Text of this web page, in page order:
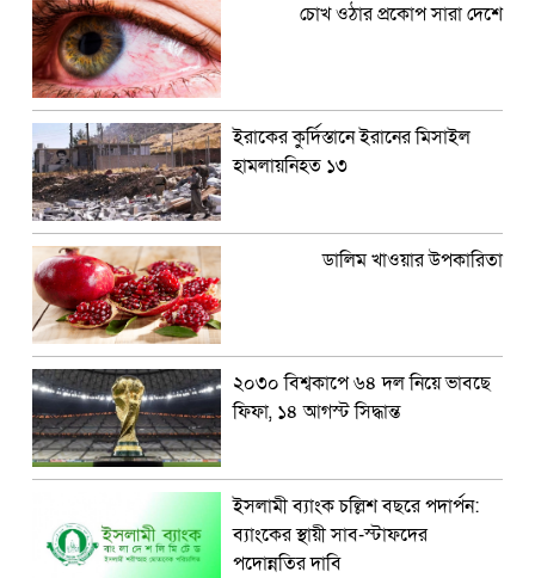
চোখ ওঠার প্রকোপ সারা দেশে
ইরাকের কুর্দিস্তানে ইরানের মিসাইল
হামলায়নিহত ১৩
ডালিম খাওয়ার উপকারিতা
২০৩০ বিশ্বকাপে ৬৪ দল নিয়ে ভাবছে
ফিফা, ১৪ আগস্ট সিদ্ধান্ত
ইসলামী ব্যাংক চল্লিশ বছরে পদার্পন:
ব্যাংকের স্থায়ী সাব-স্টাফদের
পদোন্নতির দাবি